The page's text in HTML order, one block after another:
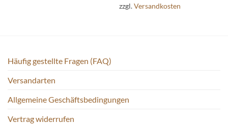
werden
mehrere
gewählt
zzgl.Versandkosten
Häufig gestellte Fragen (FAQ)
Versandarten
Allgemeine Geschäftsbedingungen
Vertrag widerrufen